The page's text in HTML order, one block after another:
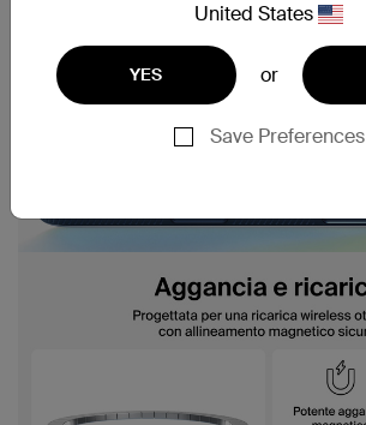
United States
YES or
Save Preferences